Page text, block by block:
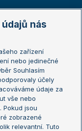
nás
zařízení
nebo jedinečné
Souhlasím
účely
údaje za
vše nebo
Pokud jsou
zobrazené
relevantní. Tuto